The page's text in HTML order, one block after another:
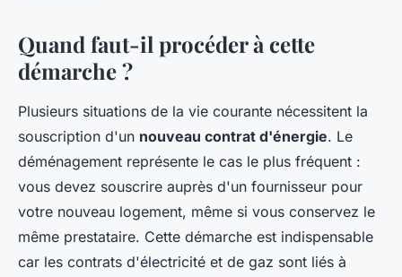
Quand faut-il procéder à cette
démarche ?
Plusieurs situations de la vie courante nécessitent la
souscription d'un nouveau contrat d'énergie. Le
déménagement représente le cas le plus fréquent :
vous devez souscrire auprès d'un fournisseur pour
votre nouveau logement, même si vous conservez le
même prestataire. Cette démarche est indispensable
car les contrats d'électricité et de gaz sont liés à